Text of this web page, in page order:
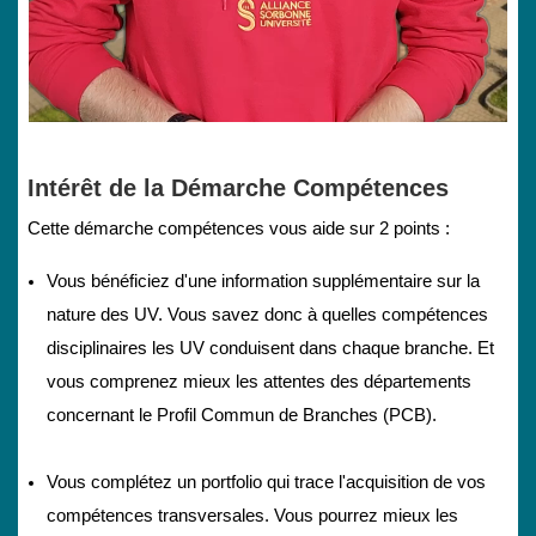
é
Intérêt de la Démarche Compétences
Cette démarche compétences vous aide sur 2 points :
Vous bénéficiez d'une information supplémentaire sur la
nature des UV. Vous savez donc à quelles compétences
disciplinaires les UV conduisent dans chaque branche. Et
vous comprenez mieux les attentes des départements
concernant le Profil Commun de Branches (PCB).
Vous complétez un portfolio qui trace l'acquisition de vos
compétences transversales. Vous pourrez mieux les